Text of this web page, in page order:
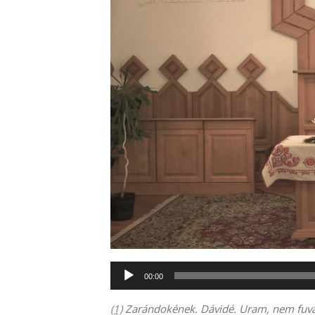
Audió
lejátszó
00:00
(1)Zarándokének. Dávidé. Uram, nem